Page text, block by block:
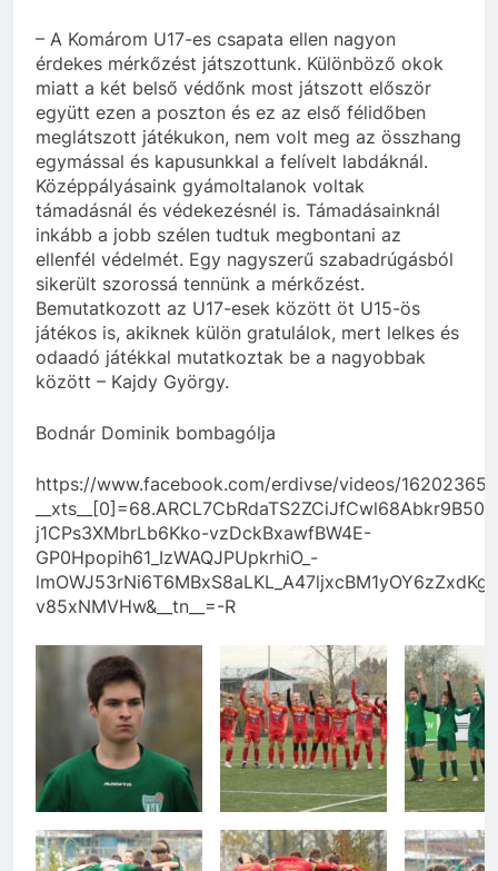
– A Komárom U17-es csapata ellen nagyon
érdekes mérkőzést játszottunk. Különböző okok
miatt a két belső védőnk most játszott először
együtt ezen a poszton és ez az első félidőben
meglátszott játékukon, nem volt meg az összhang
egymással és kapusunkkal a felívelt labdáknál.
Középpályásaink gyámoltalanok voltak
támadásnál és védekezésnél is. Támadásainknál
inkább a jobb szélen tudtuk megbontani az
ellenfél védelmét. Egy nagyszerű szabadrúgásból
sikerült szorossá tennünk a mérkőzést.
Bemutatkozott az U17-esek között öt U15-ös
játékos is, akiknek külön gratulálok, mert lelkes és
odaadó játékkal mutatkoztak be a nagyobbak
között – Kajdy György.
Bodnár Dominik bombagólja
https://www.facebook.com/erdivse/videos/
j1CPs3XMbrLb6Kko-vzDckBxawfBW4E-
GP0Hpopih61_IzWAQJPUpkrhiO_-
v85xNMVHw&__tn__=-R